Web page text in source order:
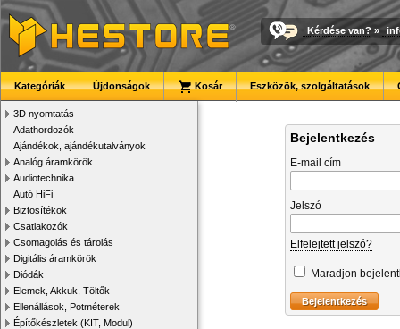
Kérdése van? »
Kategóriák Újdonságok Kosár Eszközök, szolgáltatások
3D nyomtatás
Adathordozók
Ajándékok, ajándékutalványok
Analóg áramkörök
Audiotechnika
Autó HiFi
Biztosítékok
Csatlakozók
Csomagolás és tárolás
Digitális áramkörök
Diódák
Elemek, Akkuk, Töltők
Ellenállások, Potméterek
Építőkészletek (KIT, Modul)
Bejelentkezés
E-mail cím
Jelszó
Elfelejtett jelszó?
Maradjon